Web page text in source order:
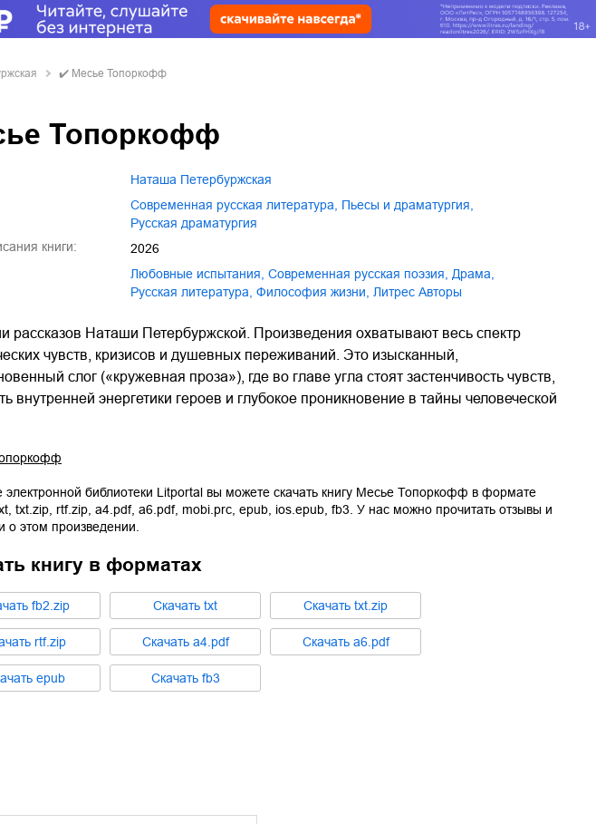
✔️ Месье Топоркофф
Топоркофф
Наташа Петербуржская
современная русская литература пьесы и драматургия
русская драматургия
книги:
2026
любовные испытания современная русская поэзия драма
русская литература
философия жизни Литрес Авторы
рассказов Наташи Петербуржской. Произведения охватывают весь спектр
чувств, кризисов и душевных переживаний. Это изысканный,
слог («кружевная проза»), где во главе угла стоят застенчивость чувств,
внутренней энергетики героев и глубокое проникновение в тайны человеческой
электронной библиотеки Litportal вы можете скачать книгу Месье Топоркофф в формате
txt.zip rtf.zip a4.pdf, a6.pdf, mobi.prc epub ios.epub fb3 . У нас можно прочитать отзывы и
о этом произведении.
книгу в форматах
fb2.zip Cкачать txt Cкачать txt.zip
rtf.zip Cкачать a4.pdf Cкачать a6.pdf
epub Cкачать fb3